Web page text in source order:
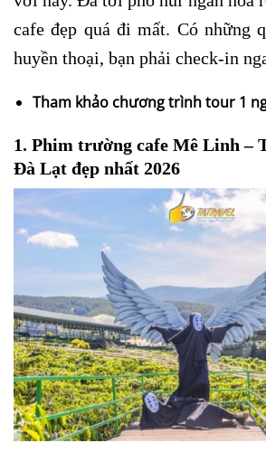
cafe đẹp quá đi mất. Có những
huyền thoại, bạn phải check-in
Tham khảo chương trình tour 1
1. Phim trường cafe Mê Linh –
Đà Lạt đẹp nhất 2026